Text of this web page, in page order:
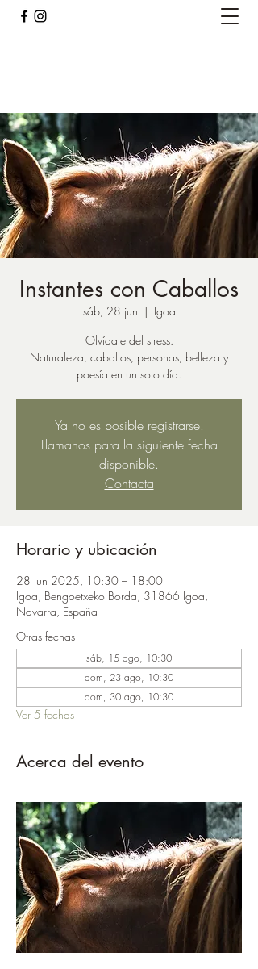
Instantes con Caballos
sáb, 28 jun
  |
Igoa
Olvídate del stress.
Naturaleza, caballos, personas, belleza y
poesía en un solo día.
Ya no es posible registrarse.
Llamanos para la siguiente fecha
disponible.
Contacta
Horario y ubicación
28 jun 2025, 10:30 – 18:00
Igoa, Bengoetxeko Borda, 31866 Igoa,
Navarra, España
Otras fechas
sáb, 15 ago, 10:30
dom, 23 ago, 10:30
dom, 30 ago, 10:30
Ver 5 fechas
Acerca del evento